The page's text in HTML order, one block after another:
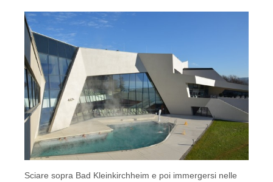
Sciare sopra Bad Kleinkirchheim e poi immergersi nelle